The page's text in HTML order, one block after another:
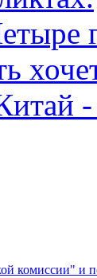
комиссии" и